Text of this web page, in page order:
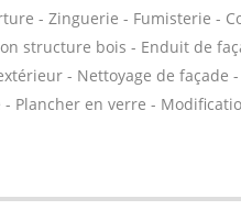
- Zinguerie - Fumisterie -
structure bois - Enduit de
- Nettoyage de façade
Plancher en verre -